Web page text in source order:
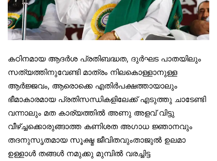
കഠിനമായ ആദര്‍ശ പ്രതിബദ്ധത, ദുര്‍ഘട പാതയിലും
സത്യത്തിനുവേണ്ടി മാത്രം നിലകൊള്ളാനുള്ള
ആര്‍ജ്ജവം, ആരൊക്കെ എതിര്‍പക്ഷത്തായാലും
ഭീമാകാരമായ പ്രതിസന്ധികളിലേക്ക് എടുത്തു ചാടേണ്ടി
വന്നാലും മത കാര്യത്തില്‍ അണു അളവ് വിട്ടു
വീഴ്ച്ചക്കൊരുങ്ങാത്ത കണിശത അഗാധ ജ്ഞാനവും
തദനുസൃതമായ സൂക്ഷ്മ ജീവിതവുംതാജുല്‍ ഉലമാ
ഉള്ളാള്‍ തങ്ങള്‍ നമുക്കു മുമ്പില്‍ വരച്ചിട്ട